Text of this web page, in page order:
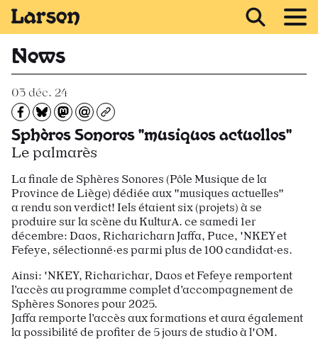
News
03 déc. 24
Partagez sur Facebook
Partager sur Bluesky
Partager sur Mastodon
Partagez par e-mail
Copiez l’url
Sphères Sonores "musiques actuelles"
Le palmarès
La finale de Sphères Sonores (Pôle Musique de la
Province de Liège) dédiée aux "musiques actuelles"
a rendu son verdict! Iels étaient six (projets) à se
produire sur la scène du KulturA. ce samedi 1er
décembre: Daos, Richaricharn Jaffa, Puce, 'NKEY et
Fefeye, sélectionné·es parmi plus de 100 candidat·es.
Ainsi: 'NKEY, Richarichar, Daos et Fefeye remportent
l’accès au programme complet d’accompagnement de
Sphères Sonores pour 2025.
Jaffa remporte l’accès aux formations et aura également
la possibilité de profiter de 5 jours de studio à l'OM.